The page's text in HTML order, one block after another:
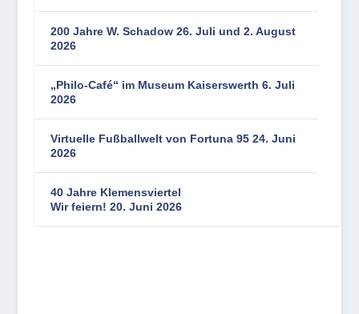
200 Jahre W. Schadow 26. Juli und 2. August
2026
„Philo-Café“ im Museum Kaiserswerth 6. Juli
2026
Virtuelle Fußballwelt von Fortuna 95 24. Juni
2026
40 Jahre Klemensviertel
Wir feiern! 20. Juni 2026